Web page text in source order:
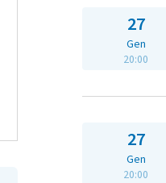
27
Gen
20:00
27
Gen
20:00